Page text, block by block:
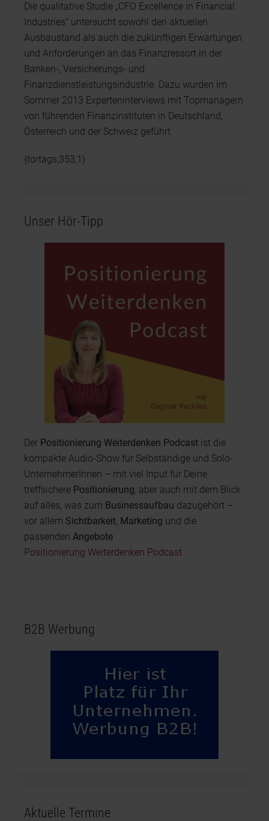
Die qualitative Studie „CFO Excellence in Financial
Industries" untersucht sowohl den aktuellen
Ausbaustand als auch die zukünftigen Erwartungen
und Anforderungen an das Finanzressort in der
Banken-, Versicherungs- und
Finanzdienstleistungsindustrie. Dazu wurden im
Sommer 2013 Experteninterviews mit Topmanagern
von führenden Finanzinstituten in Deutschland,
Österreich und der Schweiz geführt.
{tortags,353,1}
Unser Hör-Tipp
Der Positionierung Weiterdenken Podcast ist die
kompakte Audio-Show für Selbständige und Solo-
UnternehmerInnen – mit viel Input für Deine
treffsichere Positionierung , aber auch mit dem Blick
auf alles, was zum Businessaufbau dazugehört –
vor allem Sichtbarkeit Marketing und die
passenden Angebote
Positionierung Weiterdenken Podcast
B2B Werbung
Aktuelle Termine